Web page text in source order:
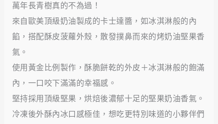
萬年長青樹真的不為過！
來自歐美頂級奶油製成的卡士達醬，如冰淇淋般的內
餡，搭配酥皮菠蘿外殼，散發撲鼻而來的烤奶油堅果香
氣。
使用黃金比例製作，酥脆餅乾的外皮＋冰淇淋般的飽滿
內，一口咬下滿滿的幸福感。
堅持採用頂級堅果，烘焙後濃郁十足的堅果奶油香氣。
冷凍後外酥內冰口感極佳，想吃更特別味道的小夥伴們